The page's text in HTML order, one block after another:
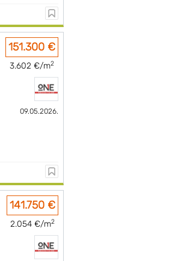
151.300 €
3.602 €/m2
09.05.2026.
141.750 €
2.054 €/m2